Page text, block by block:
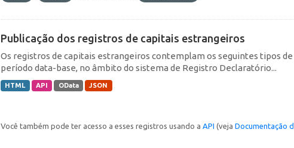
Publicação dos registros de capitais estrangeiros
Os registros de capitais estrangeiros contemplam os seguintes tipos
período data-base, no âmbito do sistema de Registro Declaratório...
HTML API OData JSON
Você também pode ter acesso a esses registros usando a API (veja Documentação